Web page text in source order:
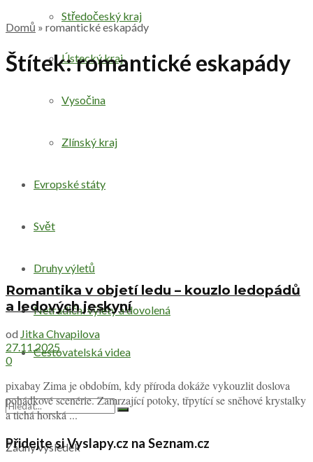
Středočeský kraj
Ústecký kraj
Vysočina
Zlínský kraj
Evropské státy
Svět
Druhy výletů
Netradiční výlety a dovolená
Cestovatelská videa
Žádný výsledek
Domů » romantické eskapády
Štítek:romantické eskapády
Romantika v objetí ledu – kouzlo ledopádů
a ledových jeskyní
od Jitka Chvapilova
27.11.2025
0
pixabay Zima je obdobím, kdy příroda dokáže vykouzlit doslova
pohádkové scenérie. Zamrzající potoky, třpytící se sněhové krystalky
a tichá horská ...
Přidejte si Vyslapy.cz na Seznam.cz